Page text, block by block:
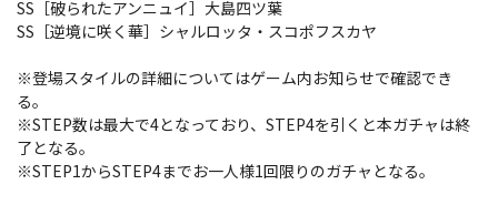
SS［破られたアンニュイ］大島四ツ葉
SS［逆境に咲く華］シャルロッタ・スコポフスカヤ
※登場スタイルの詳細についてはゲーム内お知らせで確認でき
る。
※STEP数は最大で4となっており、STEP4を引くと本ガチャは終
了となる。
※STEP1からSTEP4までお一人様1回限りのガチャとなる。